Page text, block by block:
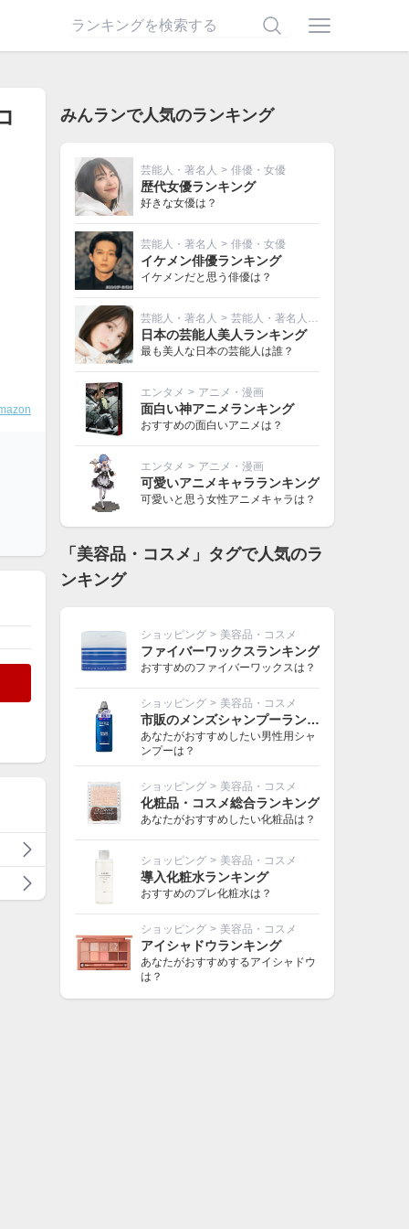
みんランで人気のランキング
芸能人・著名人 > 俳優・女優
歴代女優ランキング
好きな女優は？
芸能人・著名人 > 俳優・女優
イケメン俳優ランキング
イケメンだと思う俳優は？
芸能人・著名人 > 芸能人・著名人その他
日本の芸能人美人ランキング
最も美人な日本の芸能人は誰？
エンタメ > アニメ・漫画
面白い神アニメランキング
おすすめの面白いアニメは？
エンタメ > アニメ・漫画
可愛いアニメキャラランキング
可愛いと思う女性アニメキャラは？
「美容品・コスメ」タグで人気のラ
ンキング
ショッピング > 美容品・コスメ
ファイバーワックスランキング
おすすめのファイバーワックスは？
ショッピング > 美容品・コスメ
市販のメンズシャンプーランキング
あなたがおすすめしたい男性用シャ
ンプーは？
ショッピング > 美容品・コスメ
化粧品・コスメ総合ランキング
あなたがおすすめしたい化粧品は？
ショッピング > 美容品・コスメ
導入化粧水ランキング
おすすめのプレ化粧水は？
ショッピング > 美容品・コスメ
アイシャドウランキング
あなたがおすすめするアイシャドウ
は？